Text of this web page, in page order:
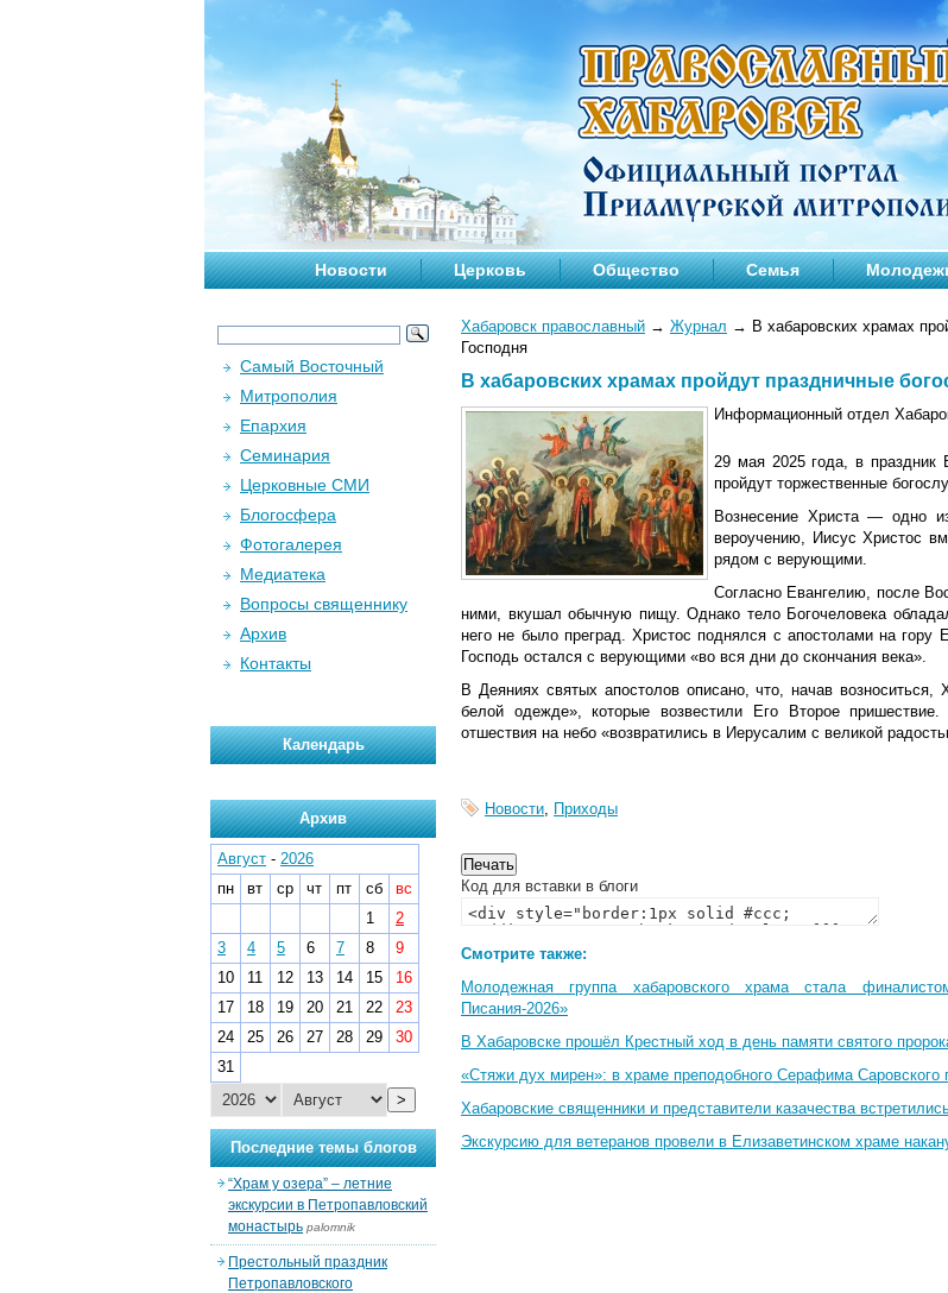
Новости Церковь Общество Семья
Хабаровск православный → Журнал → В хабаровских храмах
Господня
В хабаровских храмах пройдут праздничные
Информационный отдел
29 мая 2025 года, в праздник
пройдут торжественные
Вознесение Христа — одно
вероучению, Иисус Христос
рядом с верующими.
Согласно Евангелию, после
ними, вкушал обычную пищу. Однако тело Богочеловека
него не было преград. Христос поднялся с апостолами на
Господь остался с верующими «во вся дни до скончания века».
В Деяниях святых апостолов описано, что, начав
белой одежде», которые возвестили Его Второе
отшествия на небо «возвратились в Иерусалим с великой
Новости, Приходы
Код для вставки в блоги
Смотрите также:
Молодежная группа хабаровского храма стала
Писания-2026»
В Хабаровске прошёл Крестный ход в день памяти святого
«Стяжи дух мирен»: в храме преподобного Серафима Саровского
Хабаровские священники и представители казачества
Экскурсию для ветеранов провели в Елизаветинском храме
Самый Восточный
Митрополия
Епархия
Семинария
Церковные СМИ
Блогосфера
Фотогалерея
Медиатека
Вопросы священнику
Архив
Контакты
Календарь
Архив
Август - 2026
пн
вт ср чт пт сб
вс
1
2
3
4 5 6 7 8
9
10
11 12 13 14 15
16
17
18 19 20 21 22
23
24
25 26 27 28 29
30
31
>
Последние темы блогов
“Храм у озера” – летние
экскурсии в Петропавловский
монастырь palomnik
Престольный праздник
Петропавловского